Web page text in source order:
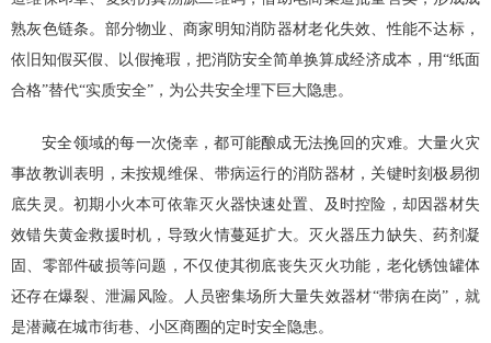
熟灰色链条。部分物业、商家明知消防器材老化失效、性能不达标，
依旧知假买假、以假掩瑕，把消防安全简单换算成经济成本，用“纸面
合格”替代“实质安全”，为公共安全埋下巨大隐患。
安全领域的每一次侥幸，都可能酿成无法挽回的灾难。大量火灾
事故教训表明，未按规维保、带病运行的消防器材，关键时刻极易彻
底失灵。初期小火本可依靠灭火器快速处置、及时控险，却因器材失
效错失黄金救援时机，导致火情蔓延扩大。灭火器压力缺失、药剂凝
固、零部件破损等问题，不仅使其彻底丧失灭火功能，老化锈蚀罐体
还存在爆裂、泄漏风险。人员密集场所大量失效器材“带病在岗”，就
是潜藏在城市街巷、小区商圈的定时安全隐患。